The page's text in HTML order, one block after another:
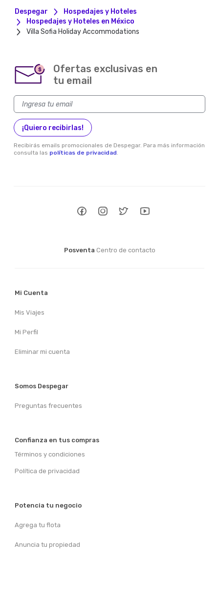
Despegar
Hospedajes y Hoteles
Hospedajes y Hoteles en México
Villa Sofia Holiday Accommodations
$
Ofertas exclusivas en
tu email
¡Quiero recibirlas!
Recibirás emails promocionales de Despegar. Para más información
consulta las políticas de privacidad.
Posventa Centro de contacto
Mi Cuenta
Mis Viajes
Mi Perfil
Eliminar mi cuenta
Somos Despegar
Preguntas frecuentes
Confianza en tus compras
Términos y condiciones
Política de privacidad
Potencia tu negocio
Agrega tu flota
Anuncia tu propiedad